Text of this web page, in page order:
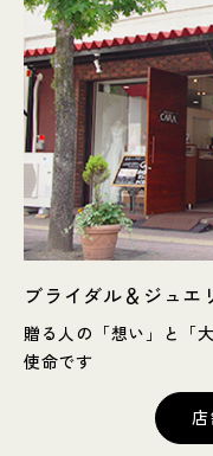
ブライダル＆ジュエ
贈る人の「想い」と「
使命です